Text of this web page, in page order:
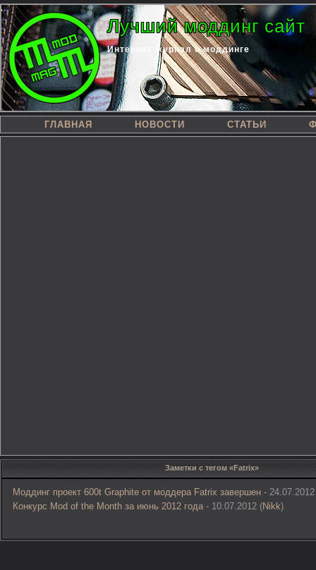
Лучший моддинг сайт
Интернет-журнал о моддинге
ГЛАВНАЯ НОВОСТИ СТАТЬИ
Заметки с тегом «Fatrix»
Моддинг проект 600t Graphite от моддера Fatrix завершен -
Конкурс Mod of the Month за июнь 2012 года- 10.07.2012 (Nikk)